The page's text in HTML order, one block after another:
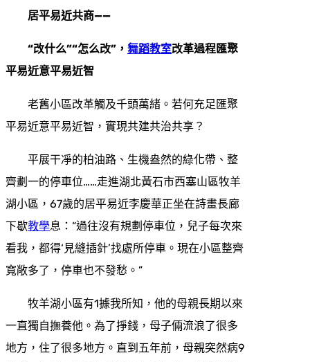
居平易近共商——
“改什么”“怎么改”， 舞蹈教室改革過程匯聚
平易近意平易近智
老舊小區改革觸及千頭萬緒。若何充足匯聚
平易近意平易近智，實現共建共治共享？
平展干凈的柏油路、生機盎然的綠化帶、整
齊劃一的停車位……走進湖北黃石市西塞山區牧羊
湖小區，67歲的居平易近李慶華正坐在詩畫長廊
下歇教學息：“過往沒有規劃停車位，兒子每次來
看我，都得‘見縫插針’找處所停車。現在小區整齊
寬敞多了，停車也不發愁。”
牧羊湖小區有1據我所知，他的母親長期以來
一直獨自撫養他。為了掙錢，母子倆流浪了很多
地方，住了很多地方。直到五年前，母親突然病9